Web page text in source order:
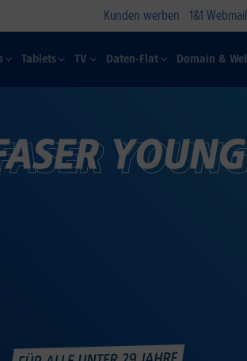
Kunden werben 1&1
Tablets TV Daten-Flat Domain &